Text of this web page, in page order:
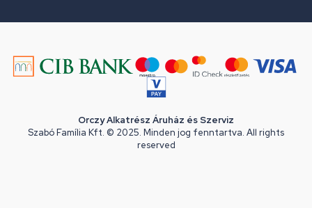
Orczy Alkatrész Áruház és Szerviz
Szabó Família Kft. © 2025. Minden jog fenntartva. All rights
reserved